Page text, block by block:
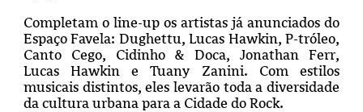
Completam o line-up os artistas já anunciados do
Espaço Favela: Dughettu, Lucas Hawkin, P-tróleo,
Canto Cego, Cidinho & Doca, Jonathan Ferr,
Lucas Hawkin e Tuany Zanini. Com estilos
musicais distintos, eles levarão toda a diversidade
da cultura urbana para a Cidade do Rock.